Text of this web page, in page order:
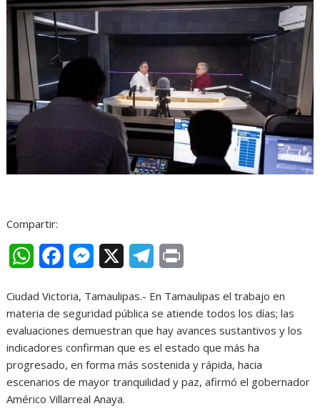
Compartir:
W
a
t
s
A
p
c
e
b
o
o
M
s
s
e
n
g
l
e
g
r
i
n
t
Ciudad Victoria, Tamaulipas.- En Tamaulipas el trabajo en
materia de seguridad pública se atiende todos los días; las
evaluaciones demuestran que hay avances sustantivos y los
indicadores confirman que es el estado que más ha
progresado, en forma más sostenida y rápida, hacia
escenarios de mayor tranquilidad y paz, afirmó el gobernador
Américo Villarreal Anaya.